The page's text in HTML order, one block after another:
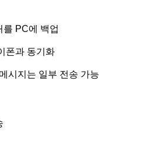
를 PC에 백업
폰과 동기화
시지는 일부 전송 가능